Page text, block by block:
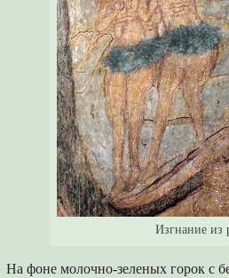
Изгнание из
На фоне молочно-зеленых горок с